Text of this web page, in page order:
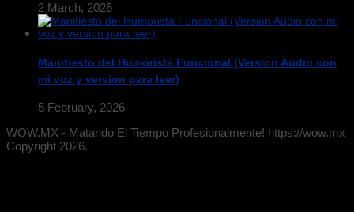
2 March, 2026
Manifiesto del Humorista Funcional (Version Audio con
mi voz y version para leer)
5 February, 2026
WOW.MX - Matando El Tiempo Profesionalmente! https://wow.mx
Copyright 2026.